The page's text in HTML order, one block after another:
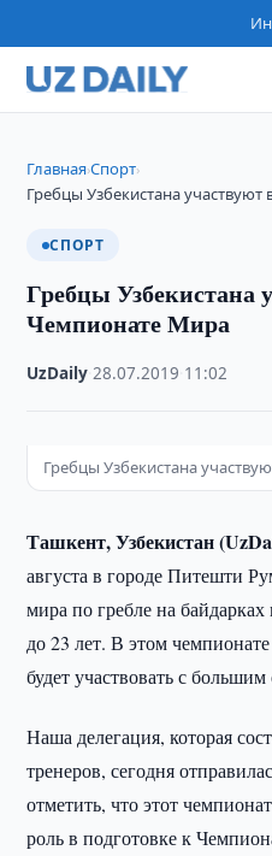
Главная›Спорт›
Гребцы Узбекистана
СПОРТ
Гребцы Узбекистана
Чемпионате Мира
UzDaily ·28.07.2019 11:02
Гребцы Узбекистана
Ташкент, Узбекистан
августа в городе Питешти
мира по гребле на
до 23 лет. В этом
будет участвовать с большим
Наша делегация, которая
тренеров, сегодня
отметить, что этот
роль в подготовке к